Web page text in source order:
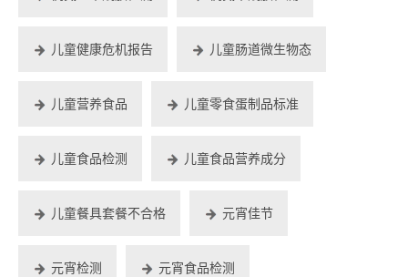
儿童健康危机报告 儿童肠道微生物态
儿童营养食品 儿童零食蛋制品标准
儿童食品检测 儿童食品营养成分
儿童餐具套餐不合格 元宵佳节
元宵检测 元宵食品检测